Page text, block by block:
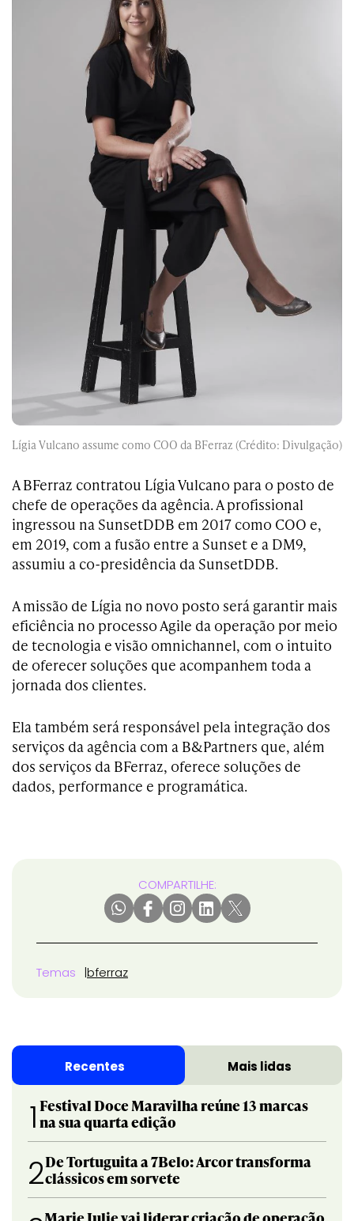
Lígia Vulcano assume como COO da BFerraz (Crédito: Divulgação)
A BFerraz contratou Lígia Vulcano para o posto de
chefe de operações da agência. A profissional
ingressou na SunsetDDB em 2017 como COO e,
em 2019, com a fusão entre a Sunset e a DM9,
assumiu a co-presidência da SunsetDDB.
A missão de Lígia no novo posto será garantir mais
eficiência no processo Agile da operação por meio
de tecnologia e visão omnichannel, com o intuito
de oferecer soluções que acompanhem toda a
jornada dos clientes.
Ela também será responsável pela integração dos
serviços da agência com a B&Partners que, além
dos serviços da BFerraz, oferece soluções de
dados, performance e programática.
COMPARTILHE:
Temas bferraz
Recentes Mais lidas
1 Festival Doce Maravilha reúne 13 marcas
na sua quarta edição
2De Tortuguita a 7Belo: Arcor transforma
clássicos em sorvete